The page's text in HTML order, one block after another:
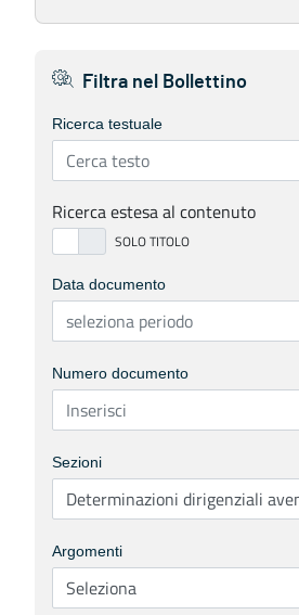
Filtra nel Bollettino
Ricerca testuale
Ricerca estesa al contenuto
Data documento
Numero documento
Sezioni
Argomenti